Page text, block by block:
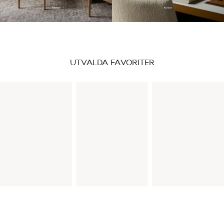
Matsal Kontor
UTVALDA FAVORITER